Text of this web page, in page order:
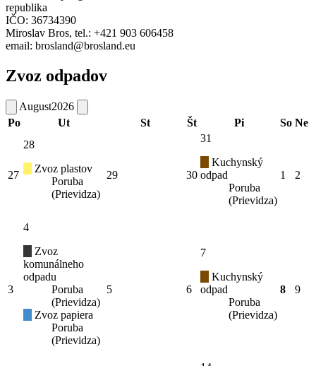
republika
IČO: 36734390
Miroslav Bros, tel.: +421 903 606458
email: brosland@brosland.eu
Zvoz odpadov
August2026
Po
Ut St Št Pi So Ne
27
28
Zvoz plastov
Poruba
(Prievidza)
29 30
31
Kuchynský
odpad
Poruba
(Prievidza)
1 2
3
4
Zvoz
komunálneho
odpadu
Poruba
(Prievidza)
Zvoz papiera
Poruba
(Prievidza)
5 6
7
Kuchynský
odpad
Poruba
(Prievidza)
8 9